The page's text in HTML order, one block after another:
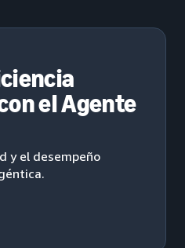
el Agente
y el desempeño